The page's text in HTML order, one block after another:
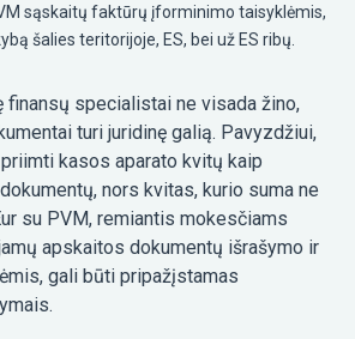
sąskaitų faktūrų įforminimo taisyklėmis,
šalies teritorijoje, ES, bei už ES ribų.
finansų specialistai ne visada žino,
turi juridinę galią. Pavyzdžiui,
kasos aparato kvitų kaip
nors kvitas, kurio suma ne
su PVM, remiantis mokesčiams
apskaitos dokumentų išrašymo ir
gali būti pripažįstamas